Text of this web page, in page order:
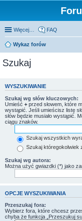
Więcej… FAQ
Wykaz forów
Szukaj
WYSZUKIWANIE
Szukaj wg słów kluczowych:
Umieść + przed słowem, które
wystąpić. Jeśli umieścisz listę
słów będzie musiało wystąpić.
ciągu znaków.
Szukaj wszystkich
Szukaj któregokolwiek
Szukaj wg autora:
Można użyć gwiazdki (*) jako
OPCJE WYSZUKIWANIA
Przeszukaj fora:
Wybierz fora, które chcesz
chyba że funkcja „Przeszukuj